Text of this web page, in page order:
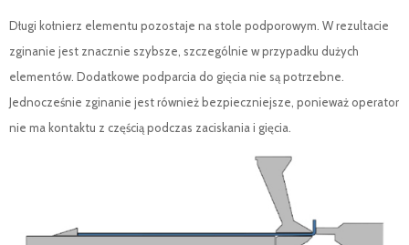
Długi kołnierz elementu pozostaje na stole podporowym. W rezultacie
zginanie jest znacznie szybsze, szczególnie w przypadku dużych
elementów. Dodatkowe podparcia do gięcia nie są potrzebne.
Jednocześnie zginanie jest również bezpieczniejsze, ponieważ operator
nie ma kontaktu z częścią podczas zaciskania i gięcia.